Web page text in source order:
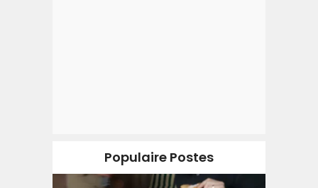
Populaire Postes